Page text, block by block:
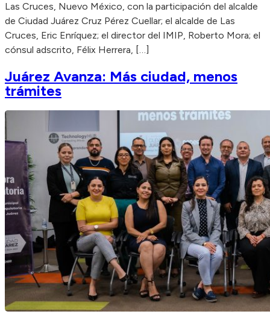
Las Cruces, Nuevo México, con la participación del alcalde
de Ciudad Juárez Cruz Pérez Cuellar; el alcalde de Las
Cruces, Eric Enríquez; el director del IMIP, Roberto Mora; el
cónsul adscrito, Félix Herrera, […]
Juárez Avanza: Más ciudad, menos
trámites